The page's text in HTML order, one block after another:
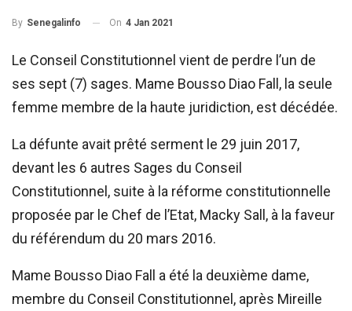
By Senegalinfo On 4 Jan 2021
Le Conseil Constitutionnel vient de perdre l’un de
ses sept (7) sages. Mame Bousso Diao Fall, la seule
femme membre de la haute juridiction, est décédée.
La défunte avait prêté serment le 29 juin 2017,
devant les 6 autres Sages du Conseil
Constitutionnel, suite à la réforme constitutionnelle
proposée par le Chef de l’Etat, Macky Sall, à la faveur
du référendum du 20 mars 2016.
Mame Bousso Diao Fall a été la deuxième dame,
membre du Conseil Constitutionnel, après Mireille